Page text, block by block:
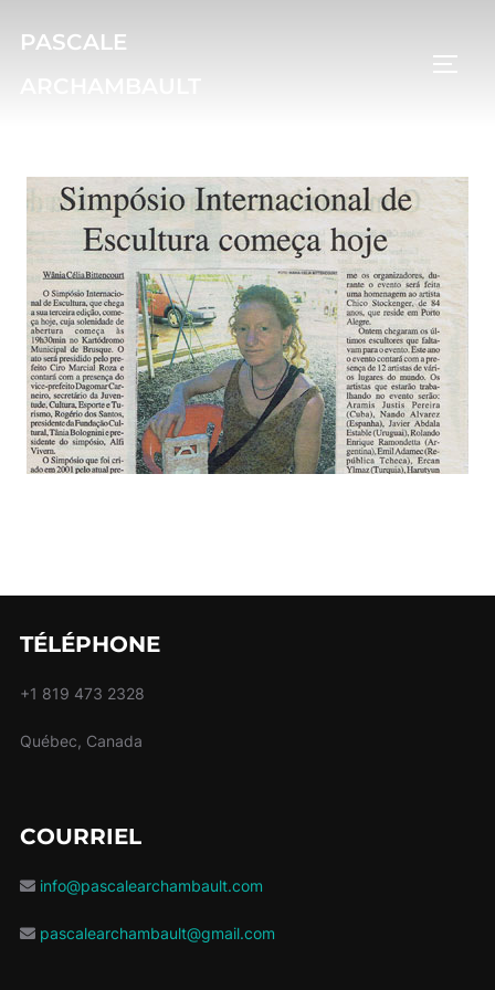
PASCALE
TÉLÉPHONE
+1 819 473 2328
Québec, Canada
COURRIEL
info@pascalearchambault.com
pascalearchambault@gmail.com